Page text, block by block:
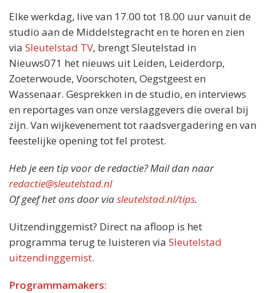
Elke werkdag, live van 17.00 tot 18.00 uur vanuit de
studio aan de Middelstegracht en te horen en zien
via Sleutelstad TV, brengt Sleutelstad in
Nieuws071 het nieuws uit Leiden, Leiderdorp,
Zoeterwoude, Voorschoten, Oegstgeest en
Wassenaar. Gesprekken in de studio, en interviews
en reportages van onze verslaggevers die overal bij
zijn. Van wijkevenement tot raadsvergadering en van
feestelijke opening tot fel protest.
Heb je een tip voor de redactie? Mail dan naar
redactie@sleutelstad.nl
Of geef het ons door viasleutelstad.nl/tips.
Uitzendinggemist? Direct na afloop is het
programma terug te luisteren via Sleutelstad
uitzendinggemist.
Programmamakers: